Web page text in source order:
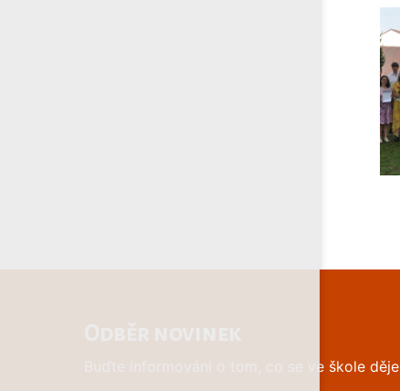
Buďte informováni o tom, co se ve škole děje